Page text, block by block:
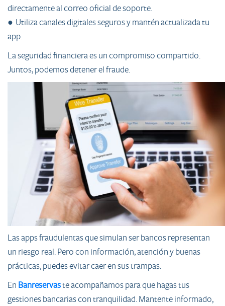
directamente al correo oficial de soporte.
● Utiliza canales digitales seguros y mantén actualizada tu
app.
La seguridad financiera es un compromiso compartido.
Juntos, podemos detener el fraude.
Las apps fraudulentas que simulan ser bancos representan
un riesgo real. Pero con información, atención y buenas
prácticas, puedes evitar caer en sus trampas.
En Banreservaste acompañamos para que hagas tus
gestiones bancarias con tranquilidad. Mantente informado,